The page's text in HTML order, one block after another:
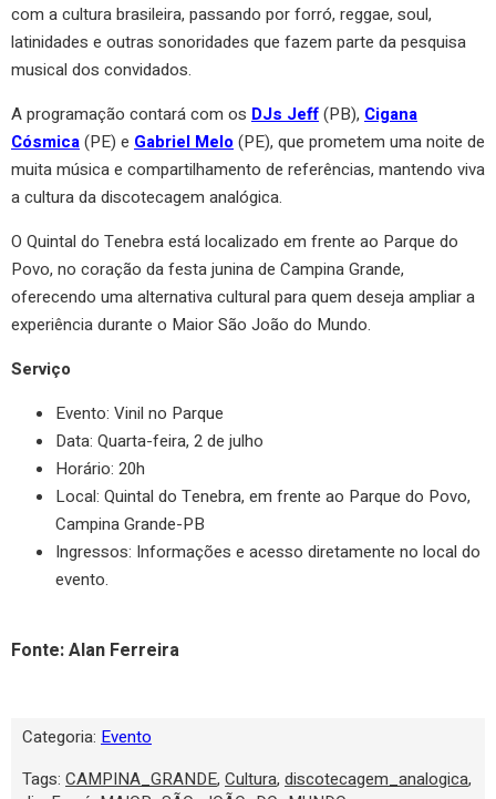
com a cultura brasileira, passando por forró, reggae, soul,
latinidades e outras sonoridades que fazem parte da pesquisa
musical dos convidados.
A programação contará com os DJs Jeff(PB), Cigana
Cósmica(PE) e Gabriel Melo (PE), que prometem uma noite de
muita música e compartilhamento de referências, mantendo viva
a cultura da discotecagem analógica.
O Quintal do Tenebra está localizado em frente ao Parque do
Povo, no coração da festa junina de Campina Grande,
oferecendo uma alternativa cultural para quem deseja ampliar a
experiência durante o Maior São João do Mundo.
Serviço
Evento: Vinil no Parque
Data: Quarta-feira, 2 de julho
Horário: 20h
Local: Quintal do Tenebra, em frente ao Parque do Povo,
Campina Grande-PB
Ingressos: Informações e acesso diretamente no local do
evento.
Fonte: Alan Ferreira
Categoria: Evento
Tags: CAMPINA_GRANDE, Cultura, discotecagem_analogica,